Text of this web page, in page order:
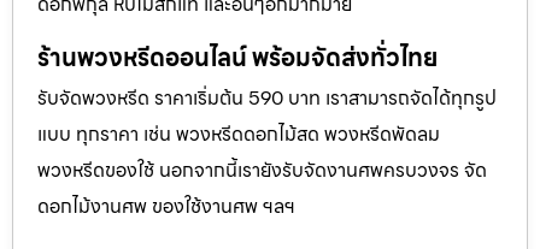
ร้านพวงหรีดออนไลน์ พร้อมจัดส่งทั่วไทย
รับจัดพวงหรีด ราคาเริ่มต้น 590 บาท เราสามารถจัดได้ทุกรูป
แบบ ทุกราคา เช่น พวงหรีดดอกไม้สด พวงหรีดพัดลม
พวงหรีดของใช้ นอกจากนี้เรายังรับจัดงานศพครบวงจร จัด
ดอกไม้งานศพ ของใช้งานศพ ฯลฯ